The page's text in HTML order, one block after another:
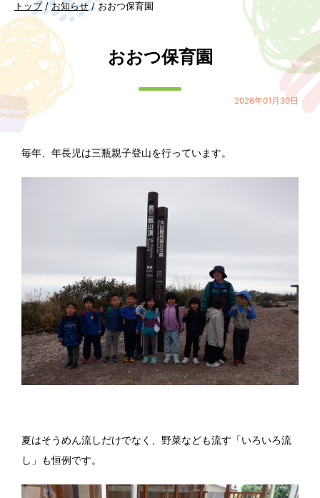
現
在
の
位
置：
トップ/お知らせ/ おおつ保育園
おおつ保育園
2026年01月30日
毎年、年長児は三瓶親子登山を行っています。
夏はそうめん流しだけでなく、野菜なども流す「いろいろ流
し」も恒例です。